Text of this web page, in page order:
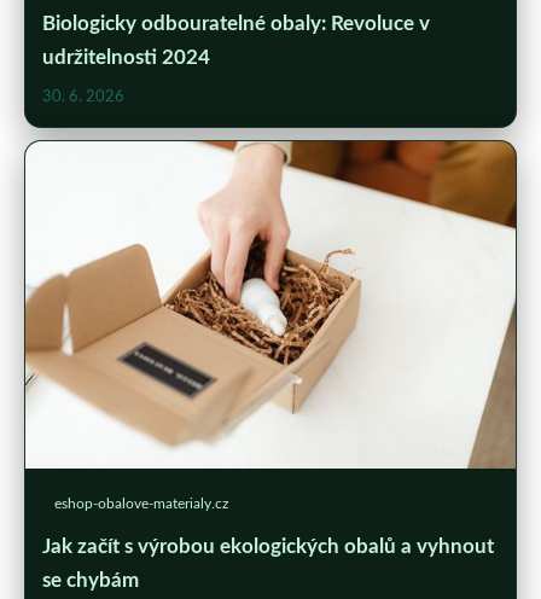
Biologicky odbouratelné obaly: Revoluce v
udržitelnosti 2024
30. 6. 2026
eshop-obalove-materialy.cz
Jak začít s výrobou ekologických obalů a vyhnout
se chybám